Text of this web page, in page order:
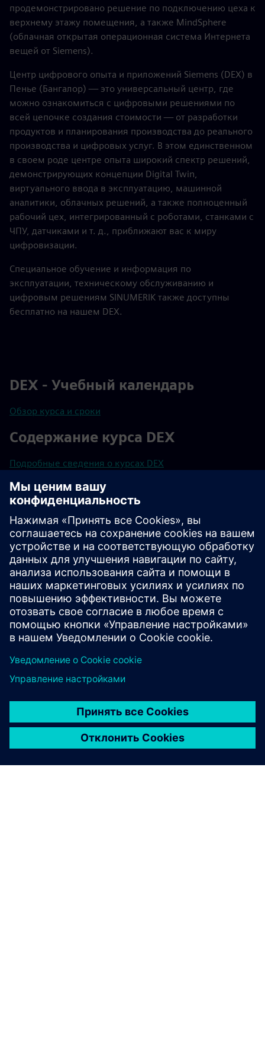
продемонстрировано решение по подключению цеха к
верхнему этажу помещения, а также MindSphere
(облачная открытая операционная система Интернета
вещей от Siemens).
Центр цифрового опыта и приложений Siemens (DEX) в
Пенье (Бангалор) — это универсальный центр, где
можно ознакомиться с цифровыми решениями по
всей цепочке создания стоимости — от разработки
продуктов и планирования производства до реального
производства и цифровых услуг. В этом единственном
в своем роде центре опыта широкий спектр решений,
демонстрирующих концепции Digital Twin,
виртуального ввода в эксплуатацию, машинной
аналитики, облачных решений, а также полноценный
рабочий цех, интегрированный с роботами, станками с
ЧПУ, датчиками и т. д., приближают вас к миру
цифровизации.
Специальное обучение и информация по
эксплуатации, техническому обслуживанию и
цифровым решениям SINUMERIK также доступны
бесплатно на нашем DEX.
DEX - Учебный календарь
Обзор курса и сроки
Содержание курса DEX
Подробные сведения о курсах DEX
Для получения дополнительной информации
свяжитесь с нашей стойкой регистрации DEX по
телефону +91 80 4097 5628 или напишите нам на
tac.training.in@siemens.com